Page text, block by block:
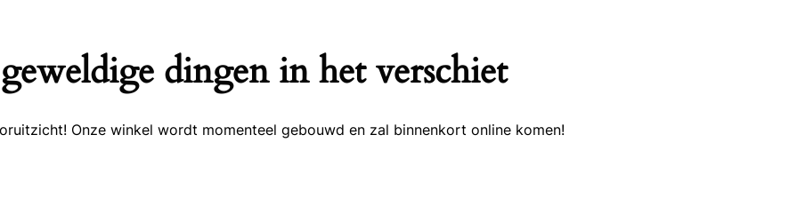
dingen in het verschiet
Onze winkel wordt momenteel gebouwd en zal binnenkort online komen!